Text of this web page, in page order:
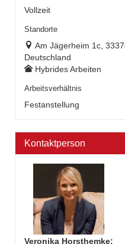
Vollzeit
Standorte
Am Jägerheim 1c,
Deutschland
Hybrides Arbeiten
Arbeitsverhältnis
Festanstellung
Kontaktperson
Veronika Horsthemke: